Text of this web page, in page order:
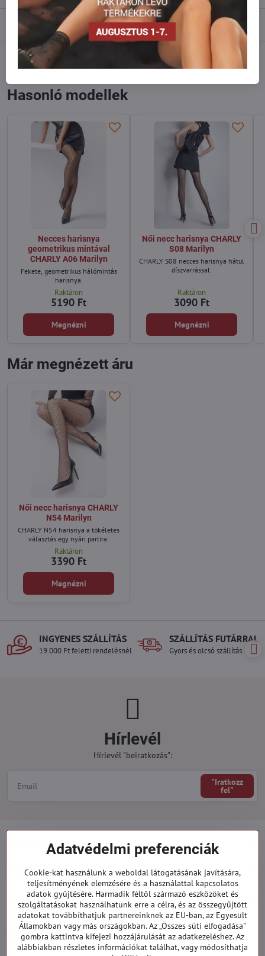
Fórum
FacebookTwitterBlueskyPinterestReddit LinkedInWhatsApp
E-
Hasonló modellek
Necces harisnya
geometrikus mintával
CHARLY A06 Marilyn
Fekete, geometrikus hálómintás
harisnya.
Raktáron
5190 Ft
Megnézni
Női necc harisnya CHARLY
S08 Marilyn
CHARLY S08 necces harisnya hátul
díszvarrással.
Raktáron
3090 Ft
Megnézni
Már megnézett áru
Női necc harisnya CHARLY
N54 Marilyn
CHARLY N54 harisnya a tökéletes
választás egy nyári partira.
Raktáron
3390 Ft
Megnézni
INGYENES SZÁLLÍTÁS
19.000 Ft feletti rendelésnél
SZÁLLÍTÁS FUTÁRRAL
Gyors és olcsó szállítás
Hírlevél
Hírlevél "beiratkozás":
"Iratkozz
fel"
Minden a vásárlásról
Megrendelések
Kategóriák
919 060 751
Hétfő - Péntek: 09:00 - 15:00 hod.
Adatvédelmi preferenciák
Cookie-kat használunk a weboldal látogatásának javítására,
teljesítményének elemzésére és a használattal kapcsolatos
adatok gyűjtésére. Harmadik féltől származó eszközöket és
szolgáltatásokat használhatunk erre a célra, és az összegyűjtött
adatokat továbbíthatjuk partnereinknek az EU-ban, az Egyesült
Államokban vagy más országokban. Az „Összes süti elfogadása"
gombra kattintva kifejezi hozzájárulását az adatkezeléshez. Az
alábbiakban részletes információkat találhat, vagy módosíthatja